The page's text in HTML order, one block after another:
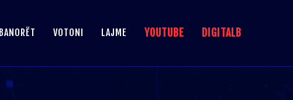
BANORËT VOTONI LAJME YOUTUBE DIGITALB